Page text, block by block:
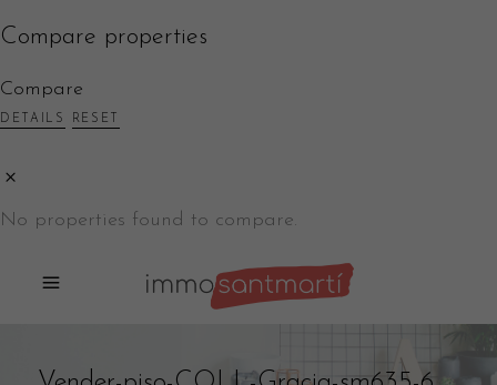
Compare properties
Compare
DETAILS RESET
No properties found to compare.